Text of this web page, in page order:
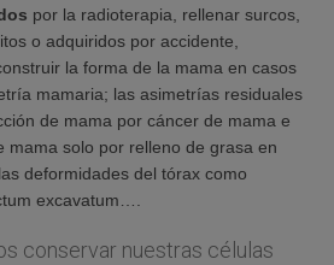
por la radioterapia, rellenar surcos,
o adquiridos por accidente,
la forma de la mama en casos
mamaria; las asimetrías residuales
de mama por cáncer de mama e
mama solo por relleno de grasa en
deformidades del tórax como
excavatum….
conservar nuestras células